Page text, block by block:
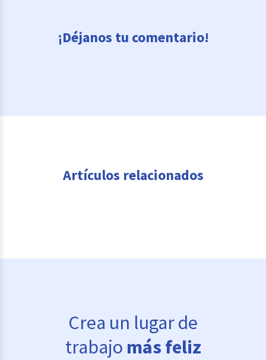
¡Déjanos tu comentario!
Artículos relacionados
Crea un lugar de
trabajo más feliz